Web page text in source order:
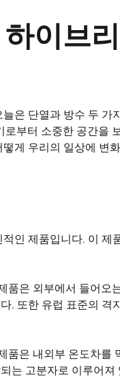
이브
은 단열과 방수 두 가
부터 소중한 공간을
게 우리의 일상에 변
인 제품입니다. 이 제
은 외부에서 들어오
. 또한 유럽 표준의 격
은 내외부 온도차를
는 고분자로 이루어져